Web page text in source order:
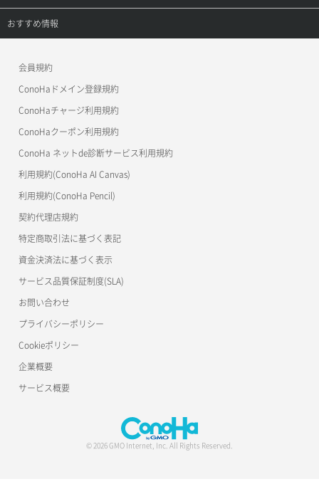
APIドキュメントVPS3.0
APIドキュメントVPS2.0
APIドキュメントVPS3.0
ご利用ガイド
サポートトップ
おすすめ情報
美雲このは徹底ガイド
会員規約
ConoHaドメイン登録規約
ConoHaチャージ利用規約
ConoHaクーポン利用規約
ConoHa ネットde診断サービス利用規約
利用規約(ConoHa AI Canvas)
利用規約(ConoHa Pencil)
契約代理店規約
特定商取引法に基づく表記
資金決済法に基づく表示
サービス品質保証制度(SLA)
お問い合わせ
プライバシーポリシー
Cookieポリシー
企業概要
サービス概要
© 2026 GMO Internet, Inc. All Rights Reserved.